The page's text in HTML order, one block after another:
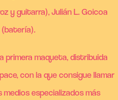
y guitarra), Julián L. Goicoa
(batería).
primera maqueta, distribuida
con la que consigue llamar
especializados más